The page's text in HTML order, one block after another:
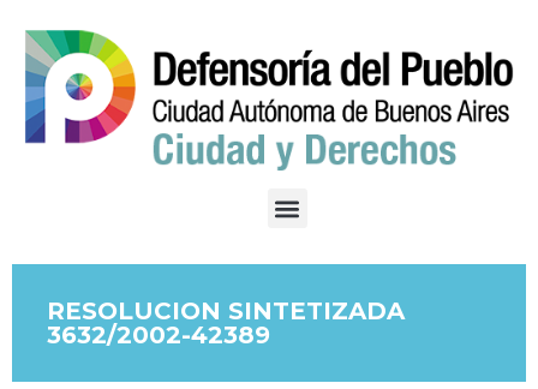
RESOLUCION SINTETIZADA
3632/2002-42389